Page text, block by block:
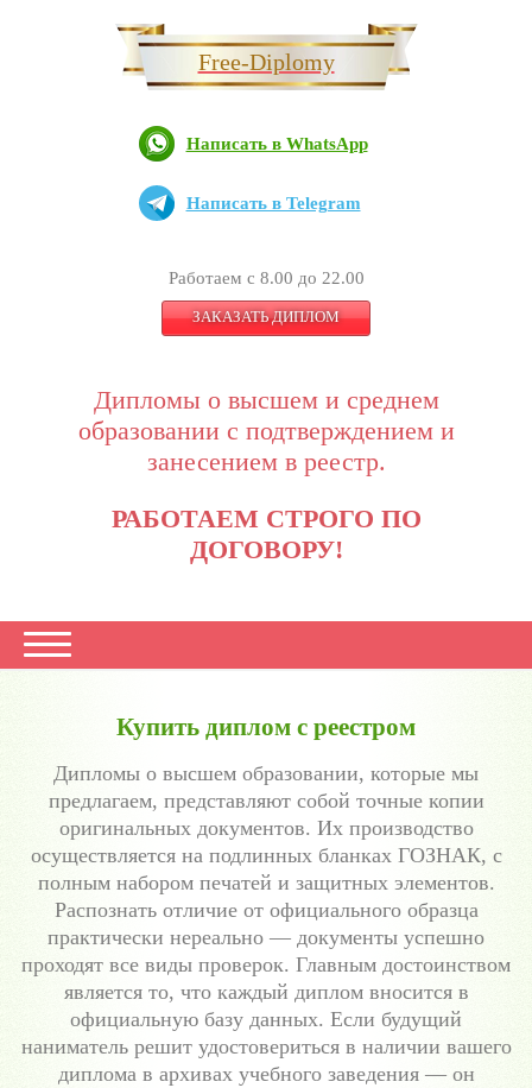
Free-Diplomy
Написать в WhatsApp
Написать в Telegram
Работаем с 8.00 до 22.00
ЗАКАЗАТЬ ДИПЛОМ
Дипломы о высшем и среднем
образовании с подтверждением и
занесением в реестр.
РАБОТАЕМ СТРОГО ПО
ДОГОВОРУ!
Купить диплом с реестром
Дипломы о высшем образовании, которые мы
предлагаем, представляют собой точные копии
оригинальных документов. Их производство
осуществляется на подлинных бланках ГОЗНАК, с
полным набором печатей и защитных элементов.
Распознать отличие от официального образца
практически нереально — документы успешно
проходят все виды проверок. Главным достоинством
является то, что каждый диплом вносится в
официальную базу данных. Если будущий
наниматель решит удостовериться в наличии вашего
диплома в архивах учебного заведения — он